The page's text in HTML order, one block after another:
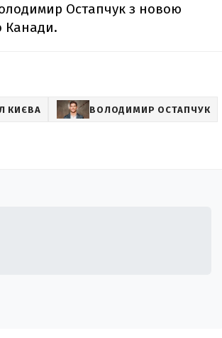
Остапчук з новою
Канади.
КИЄВА ВОЛОДИМИР ОСТАПЧУК